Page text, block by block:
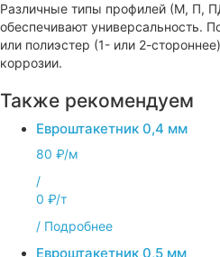
Различные типы профилей (М, П,
обеспечивают универсальность.
или полиэстер (1- или 2-
коррозии.
Также рекомендуем
Евроштакетник 0,4 мм
80 ₽/м
/
0 ₽/т
/ Подробнее
Евроштакетник 0,5 мм